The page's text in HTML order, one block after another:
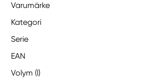
Varumärke
Kategori
Serie
EAN
Volym (l)